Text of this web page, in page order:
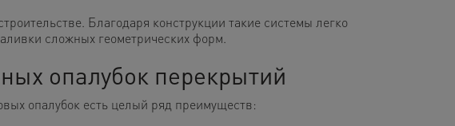
Благодаря конструкции такие системы легко
сложных геометрических форм.
опалубок перекрытий
опалубок есть целый ряд преимуществ: